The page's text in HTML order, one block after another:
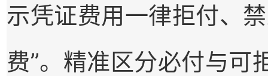
示凭证费用一律拒付、
费”。精准区分必付与可